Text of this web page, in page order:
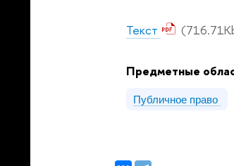
Текст
Предметные
Публичное право